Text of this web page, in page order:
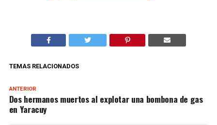
TEMAS RELACIONADOS
ANTERIOR
Dos hermanos muertos al explotar una bombona de gas
en Yaracuy